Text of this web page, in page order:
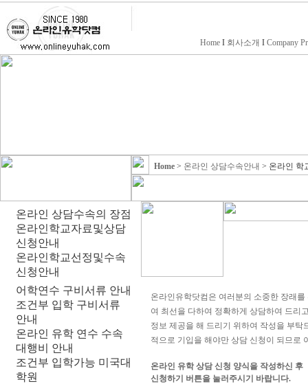
Home I 회사소개 I Company
온라인 상담수속의 장점
온라인학교자료및상담
신청안내
온라인학교선정및수속
신청안내
어학연수 구비서류 안내
조건부 입학 구비서류
안내
온라인 유학 연수 수속
대행비 안내
조건부 입학가능 미국대
학원
Home > 온라인 상담수속안내 > 온라인 학
온라인유학닷컴은 여러분의 소중한 장래
여 최선을 다하여 정확하게 상담하여 드리
정보 제공을 해 드리기 위하여 작성을 부
적으로 기입을 해야만 상담 신청이 되므로
온라인 유학 상담 신청 양식을 작성하신 후
신청하기 버튼을 눌러주시기 바랍니다.